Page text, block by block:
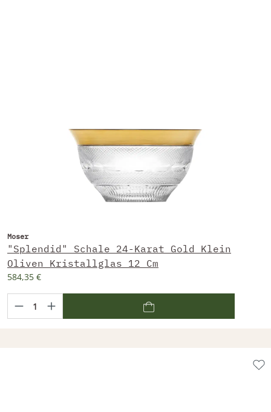
Moser
"Splendid" Schale 24-Karat Gold Klein
Oliven Kristallglas 12 Cm
584,35 €